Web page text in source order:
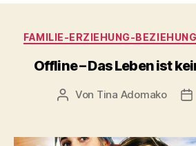
FAMILIE-ERZIEHUNG-BEZIEHUNG
Offline – Das Leben ist
Beitragsautor
Von Tina Adomako